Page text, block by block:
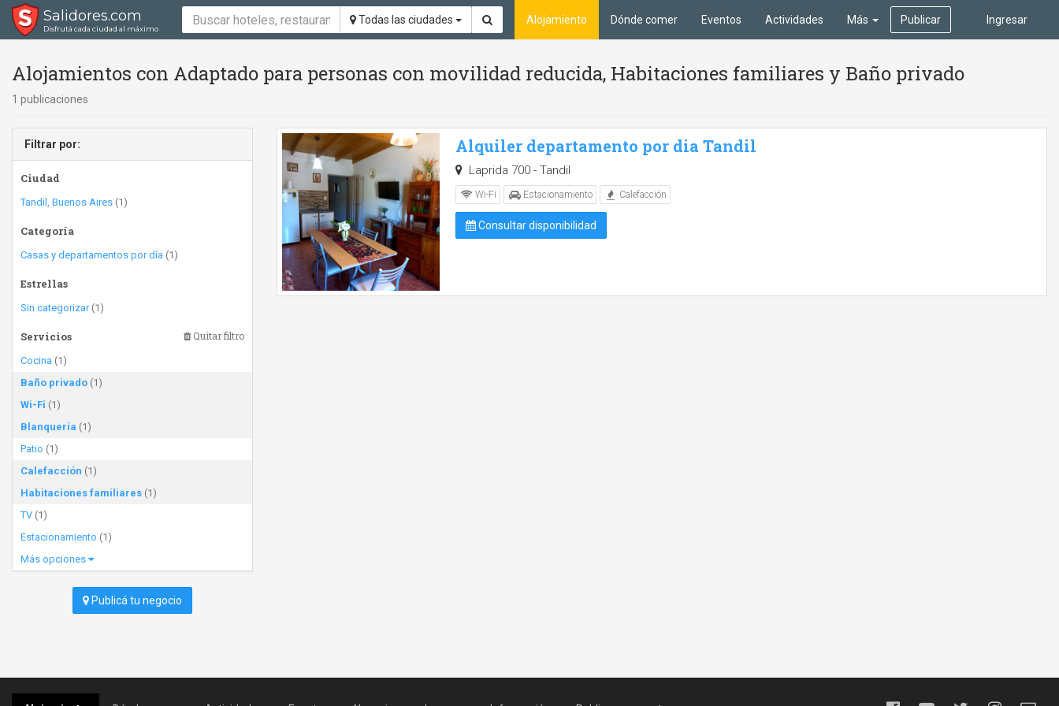
Salidores.com
Disfrutá cada ciudad al máximo
Todas las ciudades Ingresar
Alojamiento Dónde comer Eventos Actividades Más Publicar
Alojamientos con Adaptado para personas con movilidad reducida, Habitaciones familiares y Baño privado
1 publicaciones
Filtrar por:
Ciudad
Tandil, Buenos Aires (1)
Categoría
Casas y departamentos por día (1)
Estrellas
Sin categorizar(1)
Servicios Quitar filtro
Cocina (1)
Baño privado (1)
Wi-Fi (1)
Blanquería (1)
Patio (1)
Calefacción (1)
Habitaciones familiares (1)
TV (1)
Estacionamiento (1)
Más opciones
Publicá tu negocio
Alquiler departamento por dia Tandil
Laprida 700 - Tandil
Wi-Fi Estacionamiento Calefacción
Consultar disponibilidad